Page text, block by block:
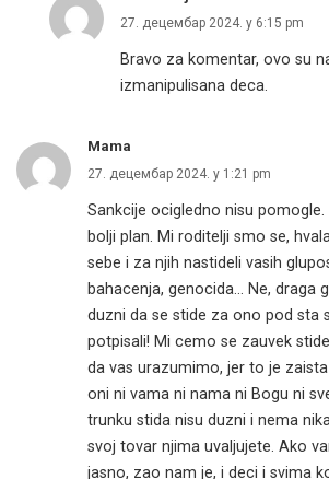
27. децембар 2024. у 6:15 pm
Bravo za komentar, ovo su
izmanipulisana deca.
Mama
27. децембар 2024. у 1:21 pm
Sankcije ocigledno nisu pomogle.
bolji plan. Mi roditelji smo se,
sebe i za njih nastideli vasih
bahacenja, genocida… Ne, draga
duzni da se stide za ono pod sta
potpisali! Mi cemo se zauvek
da vas urazumimo, jer to je
oni ni vama ni nama ni Bogu ni
trunku stida nisu duzni i nema
svoj tovar njima uvaljujete. Ako
jasno, zao nam je, i deci i svima